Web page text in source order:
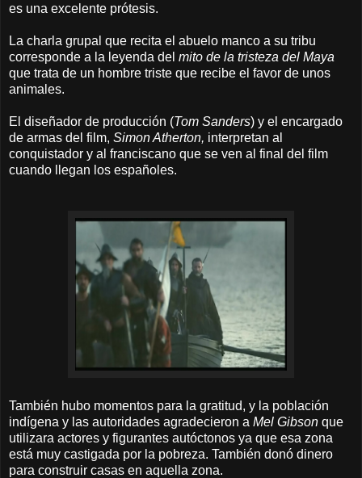
es una excelente prótesis.
La charla grupal que recita el abuelo manco a su tribu
corresponde a la leyenda del mito de la tristeza del Maya
que trata de un hombre triste que recibe el favor de unos
animales.
El diseñador de producción (Tom Sanders) y el encargado
de armas del film, Simon Atherton, interpretan al
conquistador y al franciscano que se ven al final del film
cuando llegan los españoles.
También hubo momentos para la gratitud, y la población
indígena y las autoridades agradecieron a Mel Gibson que
utilizara actores y figurantes autóctonos ya que esa zona
está muy castigada por la pobreza. También donó dinero
para construir casas en aquella zona.